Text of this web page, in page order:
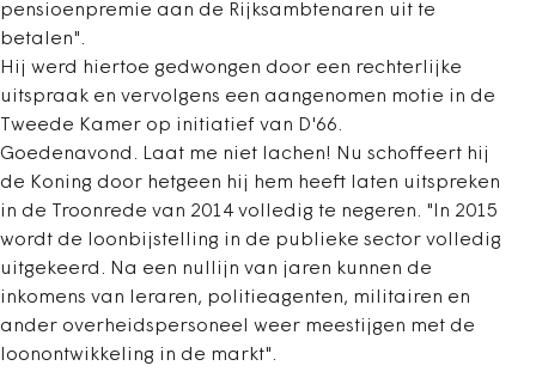
pensioenpremie aan de Rijksambtenaren uit te
betalen".
Hij werd hiertoe gedwongen door een rechterlijke
uitspraak en vervolgens een aangenomen motie in de
Tweede Kamer op initiatief van D'66.
Goedenavond. Laat me niet lachen! Nu schoffeert hij
de Koning door hetgeen hij hem heeft laten uitspreken
in de Troonrede van 2014 volledig te negeren. "In 2015
wordt de loonbijstelling in de publieke sector volledig
uitgekeerd. Na een nullijn van jaren kunnen de
inkomens van leraren, politieagenten, militairen en
ander overheidspersoneel weer meestijgen met de
loonontwikkeling in de markt".